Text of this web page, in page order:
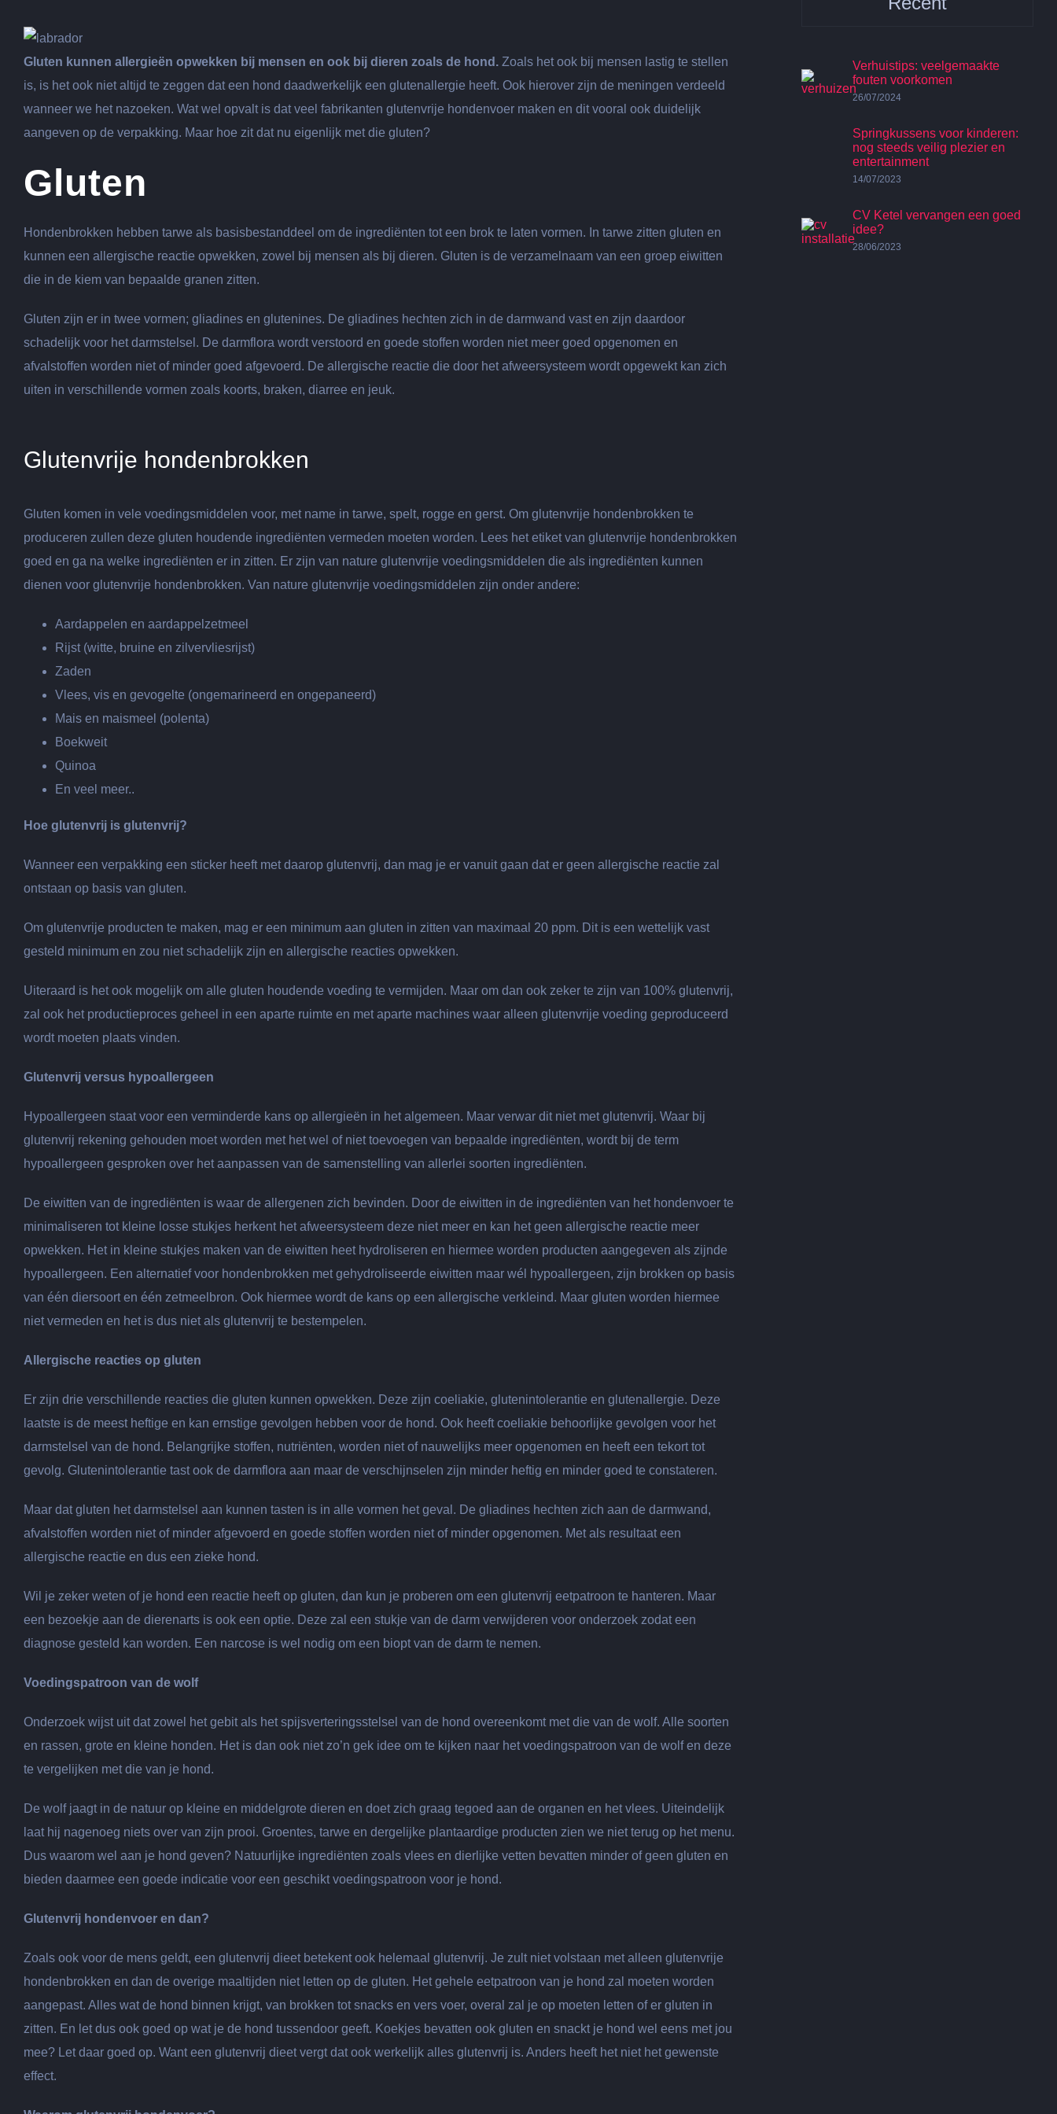
afbeelding
Gluten kunnen allergieën opwekken bij mensen en ook bij dieren zoals de hond. Zoals het ook bij mensen lastig te stellen
is, is het ook niet altijd te zeggen dat een hond daadwerkelijk een glutenallergie heeft. Ook hierover zijn de meningen verdeeld
wanneer we het nazoeken. Wat wel opvalt is dat veel fabrikanten glutenvrije hondenvoer maken en dit vooral ook duidelijk
aangeven op de verpakking. Maar hoe zit dat nu eigenlijk met die gluten?
Gluten
Hondenbrokken hebben tarwe als basisbestanddeel om de ingrediënten tot een brok te laten vormen. In tarwe zitten gluten en
kunnen een allergische reactie opwekken, zowel bij mensen als bij dieren. Gluten is de verzamelnaam van een groep eiwitten
die in de kiem van bepaalde granen zitten.
Gluten zijn er in twee vormen; gliadines en glutenines. De gliadines hechten zich in de darmwand vast en zijn daardoor
schadelijk voor het darmstelsel. De darmflora wordt verstoord en goede stoffen worden niet meer goed opgenomen en
afvalstoffen worden niet of minder goed afgevoerd. De allergische reactie die door het afweersysteem wordt opgewekt kan zich
uiten in verschillende vormen zoals koorts, braken, diarree en jeuk.
Glutenvrije hondenbrokken
Gluten komen in vele voedingsmiddelen voor, met name in tarwe, spelt, rogge en gerst. Om glutenvrije hondenbrokken te
produceren zullen deze gluten houdende ingrediënten vermeden moeten worden. Lees het etiket van glutenvrije hondenbrokken
goed en ga na welke ingrediënten er in zitten. Er zijn van nature glutenvrije voedingsmiddelen die als ingrediënten kunnen
dienen voor glutenvrije hondenbrokken. Van nature glutenvrije voedingsmiddelen zijn onder andere:
Aardappelen en aardappelzetmeel
Rijst (witte, bruine en zilvervliesrijst)
Zaden
Vlees, vis en gevogelte (ongemarineerd en ongepaneerd)
Mais en maismeel (polenta)
Boekweit
Quinoa
En veel meer..
Hoe glutenvrij is glutenvrij?
Wanneer een verpakking een sticker heeft met daarop glutenvrij, dan mag je er vanuit gaan dat er geen allergische reactie zal
ontstaan op basis van gluten.
Om glutenvrije producten te maken, mag er een minimum aan gluten in zitten van maximaal 20 ppm. Dit is een wettelijk vast
gesteld minimum en zou niet schadelijk zijn en allergische reacties opwekken.
Uiteraard is het ook mogelijk om alle gluten houdende voeding te vermijden. Maar om dan ook zeker te zijn van 100% glutenvrij,
zal ook het productieproces geheel in een aparte ruimte en met aparte machines waar alleen glutenvrije voeding geproduceerd
wordt moeten plaats vinden.
Glutenvrij versus hypoallergeen
Hypoallergeen staat voor een verminderde kans op allergieën in het algemeen. Maar verwar dit niet met glutenvrij. Waar bij
glutenvrij rekening gehouden moet worden met het wel of niet toevoegen van bepaalde ingrediënten, wordt bij de term
hypoallergeen gesproken over het aanpassen van de samenstelling van allerlei soorten ingrediënten.
De eiwitten van de ingrediënten is waar de allergenen zich bevinden. Door de eiwitten in de ingrediënten van het hondenvoer te
minimaliseren tot kleine losse stukjes herkent het afweersysteem deze niet meer en kan het geen allergische reactie meer
opwekken. Het in kleine stukjes maken van de eiwitten heet hydroliseren en hiermee worden producten aangegeven als zijnde
hypoallergeen. Een alternatief voor hondenbrokken met gehydroliseerde eiwitten maar wél hypoallergeen, zijn brokken op basis
van één diersoort en één zetmeelbron. Ook hiermee wordt de kans op een allergische verkleind. Maar gluten worden hiermee
niet vermeden en het is dus niet als glutenvrij te bestempelen.
Allergische reacties op gluten
Er zijn drie verschillende reacties die gluten kunnen opwekken. Deze zijn coeliakie, glutenintolerantie en glutenallergie. Deze
laatste is de meest heftige en kan ernstige gevolgen hebben voor de hond. Ook heeft coeliakie behoorlijke gevolgen voor het
darmstelsel van de hond. Belangrijke stoffen, nutriënten, worden niet of nauwelijks meer opgenomen en heeft een tekort tot
gevolg. Glutenintolerantie tast ook de darmflora aan maar de verschijnselen zijn minder heftig en minder goed te constateren.
Maar dat gluten het darmstelsel aan kunnen tasten is in alle vormen het geval. De gliadines hechten zich aan de darmwand,
afvalstoffen worden niet of minder afgevoerd en goede stoffen worden niet of minder opgenomen. Met als resultaat een
allergische reactie en dus een zieke hond.
Wil je zeker weten of je hond een reactie heeft op gluten, dan kun je proberen om een glutenvrij eetpatroon te hanteren. Maar
een bezoekje aan de dierenarts is ook een optie. Deze zal een stukje van de darm verwijderen voor onderzoek zodat een
diagnose gesteld kan worden. Een narcose is wel nodig om een biopt van de darm te nemen.
Voedingspatroon van de wolf
Onderzoek wijst uit dat zowel het gebit als het spijsverteringsstelsel van de hond overeenkomt met die van de wolf. Alle soorten
en rassen, grote en kleine honden. Het is dan ook niet zo’n gek idee om te kijken naar het voedingspatroon van de wolf en deze
te vergelijken met die van je hond.
De wolf jaagt in de natuur op kleine en middelgrote dieren en doet zich graag tegoed aan de organen en het vlees. Uiteindelijk
laat hij nagenoeg niets over van zijn prooi. Groentes, tarwe en dergelijke plantaardige producten zien we niet terug op het menu.
Dus waarom wel aan je hond geven? Natuurlijke ingrediënten zoals vlees en dierlijke vetten bevatten minder of geen gluten en
bieden daarmee een goede indicatie voor een geschikt voedingspatroon voor je hond.
Glutenvrij hondenvoer en dan?
Zoals ook voor de mens geldt, een glutenvrij dieet betekent ook helemaal glutenvrij. Je zult niet volstaan met alleen glutenvrije
hondenbrokken en dan de overige maaltijden niet letten op de gluten. Het gehele eetpatroon van je hond zal moeten worden
aangepast. Alles wat de hond binnen krijgt, van brokken tot snacks en vers voer, overal zal je op moeten letten of er gluten in
zitten. En let dus ook goed op wat je de hond tussendoor geeft. Koekjes bevatten ook gluten en snackt je hond wel eens met jou
mee? Let daar goed op. Want een glutenvrij dieet vergt dat ook werkelijk alles glutenvrij is. Anders heeft het niet het gewenste
effect.
Verhuistips: veelgemaakte
fouten voorkomen
26/07/2024
Springkussens voor kinderen:
nog steeds veilig plezier en
entertainment
14/07/2023
CV Ketel vervangen een goed
idee?
28/06/2023